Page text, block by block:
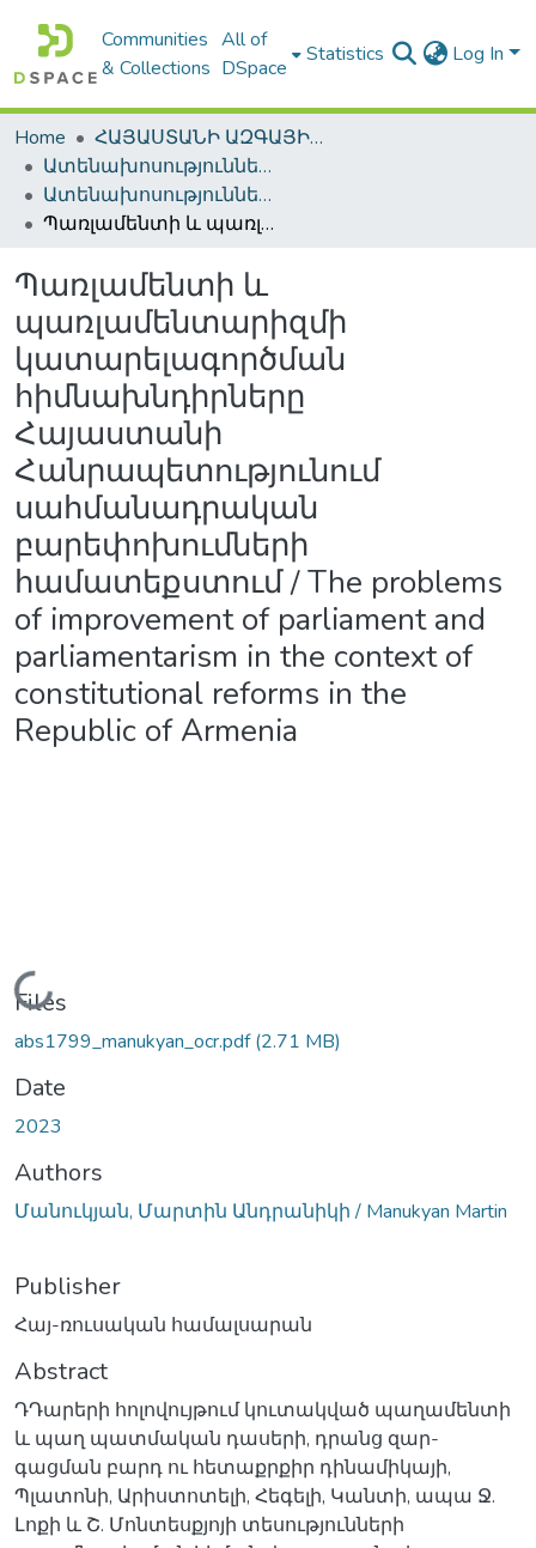
Communities
& Collections
All of
DSpace
Statistics Log In
Home
ՀԱՅԱՍՏԱՆԻ ԱԶԳԱՅԻՆ ԳՐԱԴԱՐԱՆԻ ԹՎԱՅԻՆ ՊԱՀՈՑ / DIGITAL REPOSITORY OF NLA
Ատենախոսություններ և սեղմագրեր / Theses & Abstracts
Ատենախոսություններ և սեղմագրեր / Theses & Abstracts
Պառլամենտի և պառլամենտարիզմի կատարելագործման հիմնախնդիրները Հայաստանի Հանրապետությունում սահմանադրական բարեփոխումների համատեքստում / The problems of improvement of parliament and parliamentarism in the context of constitutional reforms in the Republic of Armenia
Պառլամենտի և
պառլամենտարիզմի
կատարելագործման
հիմնախնդիրները
Հայաստանի
Հանրապետությունում
սահմանադրական
բարեփոխումների
համատեքստում / The problems
of improvement of parliament and
parliamentarism in the context of
constitutional reforms in the
Republic of Armenia
Loading...
Files
abs1799_manukyan_ocr.pdf(2.71 MB)
Date
2023
Authors
Մանուկյան, Մարտին Անդրանիկի / Manukyan Martin
Publisher
Հայ-ռուսական համալսարան
Abstract
ԴԴարերի հոլովույթում կուտակված պաղամենտի
և պաղ պատմական դասերի, դրանց զար-
գացման բարդ ու հետաքրքիր դինամիկայի,
Պլատոնի, Արիստոտելի, Հեգելի, Կանտի, ապա Ջ.
Լոքի և Շ. Մոնտեսքյոյի տեսությունների